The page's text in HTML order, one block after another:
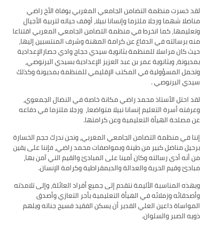
لقد خسرت منظمة التضامن الجامعي المغربي بوفاة الأخ راضي
مناضلا شهما ورجلا ملتزما وإنسانا نبيلا، أوقف حياته لتربية الأجيال
وتعليمها، كما انخرط في منظمة التضامن الجامعي المغربي اقتناعا
منه برسالته في الدفاع عن كرامة المهنة وشرف المنتسبين إليها،
حيث كان مراسلا للمنظمة بثانوية سيدي حجاج وادي حصارالإعدادية
بمديونة، وبثانوية عمر بن عبد العزيز الإعدادية بسيدي البرنوصي،
وتحمل المسؤولية في المكتب الإقليمي للمنظمة بمديونة وكذلك
سيدي البرنوصي .
لقد احتل الأستاذ محمد راضي مكانة خاصة في النضال الجمعوي،
وعرفته أسرة التعليم إنسانا نبيلا متواضعا، ورجلا ملتزما في دفاعه
عن مصلحة الهيأة التعليمية وعن كرامتها.
إننا في منظمة التضامن الجامعي المغربي، ونحن ندرك حجم الخسارة
برحيل مناضل كبير من طينة وبمواصفات محمد راضي، فإننا على يقين
من أنه أدى رسالته وكان أمينا على المبادئ والقيم التي آمن بها،
مبادئ وقيم الحرية والعدالة والديمقراطية وكرامة الإنسان.
وبهذه المناسبة الأليمة نتقدم إلى جميع أفراد العائلة، وإلى تلامذته
وأصدقائه وزملائه في الهيأة التعليمية بأحر التعازي وأصدق
المواساة داعين العلي القدير أن يسكن الفقيد فسيح جناته ويلهم
ذويه الصبر والسلوان.